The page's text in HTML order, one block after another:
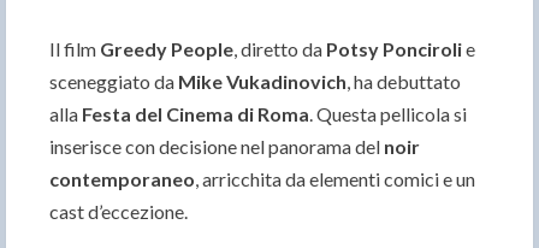
Il film Greedy People, diretto da Potsy Poncirolie
sceneggiato da Mike Vukadinovich, ha debuttato
alla Festa del Cinema di Roma. Questa pellicola si
inserisce con decisione nel panorama del noir
contemporaneo, arricchita da elementi comici e un
cast d’eccezione.